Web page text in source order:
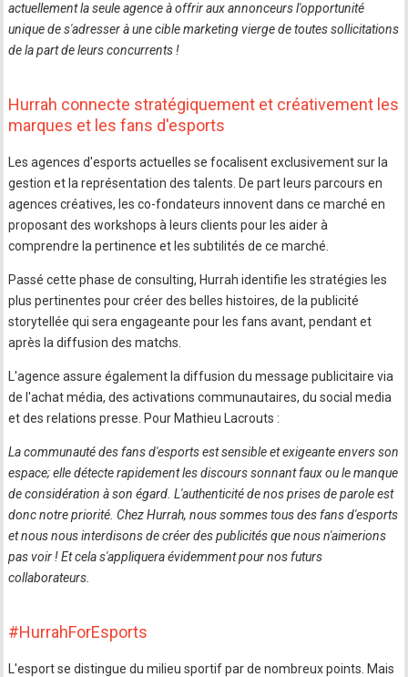
actuellement la seule agence à offrir aux annonceurs l'opportunité
unique de s'adresser à une cible marketing vierge de toutes sollicitations
de la part de leurs concurrents !
Hurrah connecte stratégiquement et créativement les
marques et les fans d'esports
Les agences d'esports actuelles se focalisent exclusivement sur la
gestion et la représentation des talents. De part leurs parcours en
agences créatives, les co-fondateurs innovent dans ce marché en
proposant des workshops à leurs clients pour les aider à
comprendre la pertinence et les subtilités de ce marché.
Passé cette phase de consulting, Hurrah identifie les stratégies les
plus pertinentes pour créer des belles histoires, de la publicité
storytellée qui sera engageante pour les fans avant, pendant et
après la diffusion des matchs.
L'agence assure également la diffusion du message publicitaire via
de l'achat média, des activations communautaires, du social media
et des relations presse. Pour Mathieu Lacrouts :
La communauté des fans d'esports est sensible et exigeante envers son
espace; elle détecte rapidement les discours sonnant faux ou le manque
de considération à son égard. L'authenticité de nos prises de parole est
donc notre priorité. Chez Hurrah, nous sommes tous des fans d'esports
et nous nous interdisons de créer des publicités que nous n'aimerions
pas voir ! Et cela s'appliquera évidemment pour nos futurs
collaborateurs.
#HurrahForEsports
L'esport se distingue du milieu sportif par de nombreux points. Mais